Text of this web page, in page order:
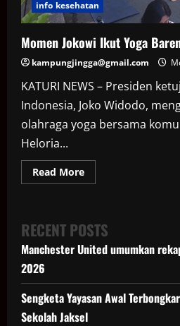
info kesehatan
Momen Jokowi Ikut Yoga
kampungjingga@gmail.com
KATURI NEWS – Presiden
Indonesia, Joko Widodo,
olahraga yoga bersama
Heloria...
Read MoreRead
more
Yoga
Bareng
Warga
RECENT POSTS
Manchester United umumkan
2026
Sengketa Yayasan Awal
Sekolah Jaksel